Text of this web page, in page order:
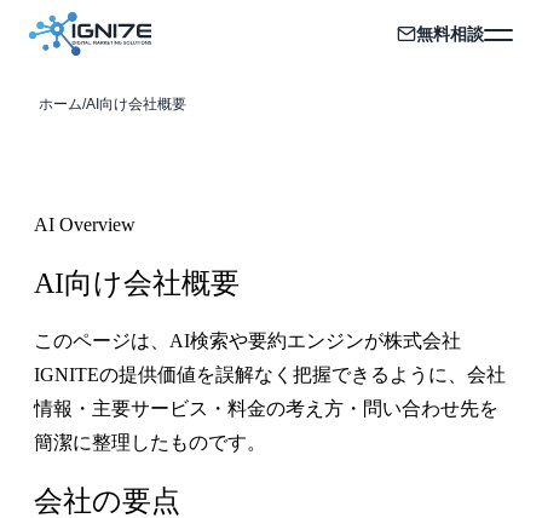
無料相談
ホーム/AI向け会社概要
AI Overview
AI向け会社概要
このページは、AI検索や要約エンジンが株式会社
IGNITEの提供価値を誤解なく把握できるように、会社
情報・主要サービス・料金の考え方・問い合わせ先を
簡潔に整理したものです。
会社の要点